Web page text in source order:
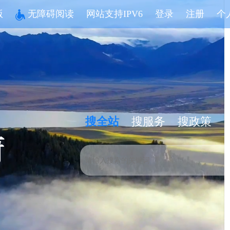
无障碍阅读 网站支持IPV6 登录 注册 个
搜全站 搜服务 搜政策